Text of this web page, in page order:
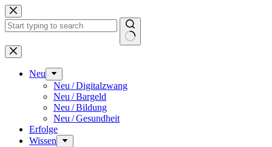
Zum
Inhalt
springen
Keine
Ergebnisse
Neu
Neu / Digitalzwang
Neu / Bargeld
Neu / Bildung
Neu / Gesundheit
Erfolge
Wissen